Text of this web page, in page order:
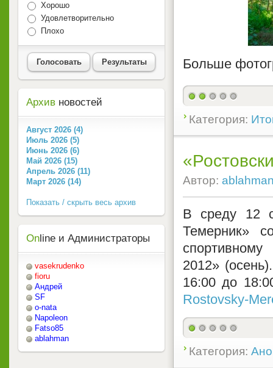
Больше
Категория:
Автор:
В среду 12
Темерник»
2012»
16:00 до
Rostovsky-
Категория:
Хорошо
Удовлетворительно
Плохо
Голосовать Результаты
Архив новостей
Август 2026 (4)
Июль 2026 (5)
Июнь 2026 (6)
Май 2026 (15)
Апрель 2026 (11)
Март 2026 (14)
Показать / скрыть весь архив
On line и Администраторы
vasekrudenko
fioru
Андрей
SF
o-nata
Napoleon
Fatso85
ablahman